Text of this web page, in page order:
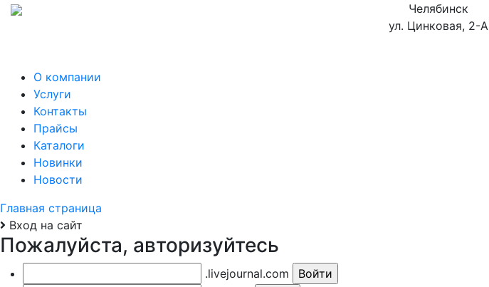
Челябинск
ул. Цинковая, 2-А
О компании
Услуги
Контакты
Прайсы
Каталоги
Новинки
Новости
Главная страница
Вход на сайт
Пожалуйста, авторизуйтесь
.livejournal.com